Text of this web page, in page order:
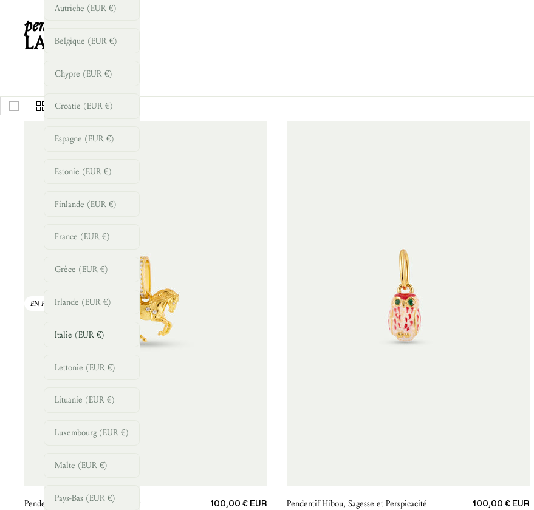
Autriche (EUR €)
Belgique (EUR €)
Chypre (EUR €)
Croatie (EUR €)
Espagne (EUR €)
Estonie (EUR €)
Finlande (EUR €)
France (EUR €)
Grèce (EUR €)
Irlande (EUR €)
Italie (EUR €)
Lettonie (EUR €)
Lituanie (EUR €)
Luxembourg (EUR €)
Malte (EUR €)
Pays-Bas (EUR €)
pendentifs
LA FAUNE
EN RUPTURE
Pendentif Cheval doré, Passion et
Prix de vente
100,00 € EUR Pendentif Hibou, Sagesse et Perspicacité Prix de vente
100,00 € EUR